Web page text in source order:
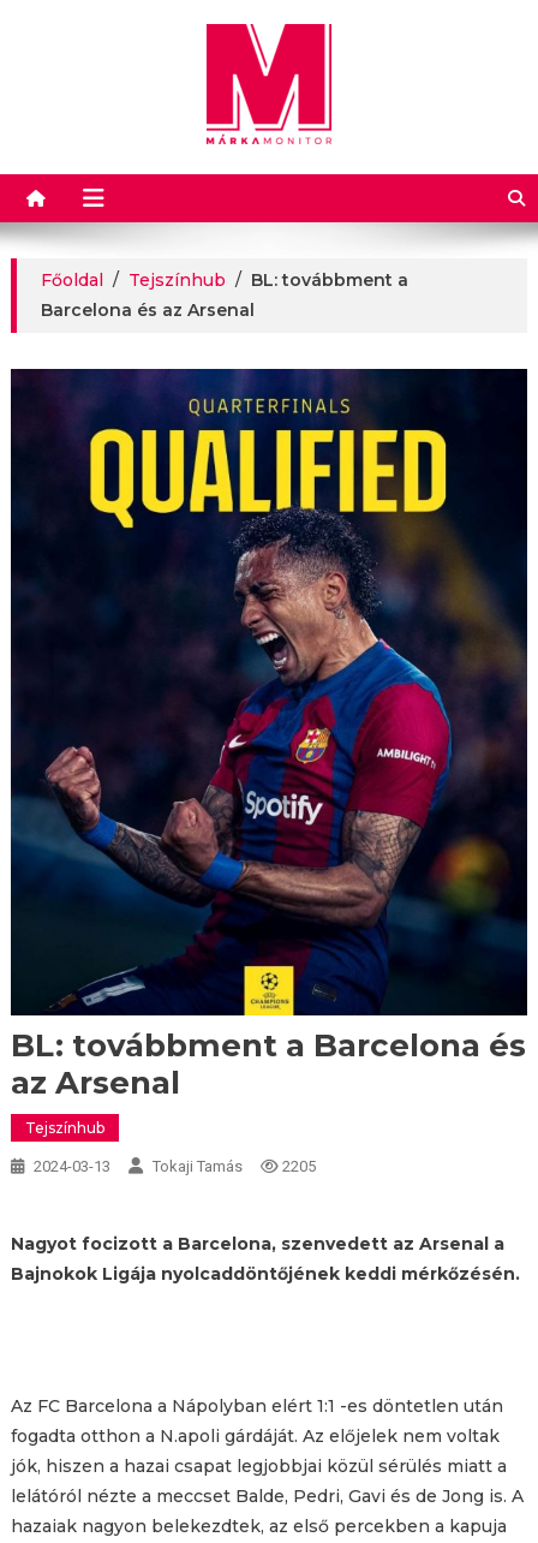
Márkamonitor
Főoldal / Tejszínhub / BL: továbbment a
Barcelona és az Arsenal
BL: továbbment a Barcelona és
az Arsenal
Tejszínhub
2024-03-13 Tokaji Tamás 2205
Nagyot focizott a Barcelona, szenvedett az Arsenal a
Bajnokok Ligája nyolcaddöntőjének keddi mérkőzésén.
Az FC Barcelona a Nápolyban elért 1:1 -es döntetlen után
fogadta otthon a N.apoli gárdáját. Az előjelek nem voltak
jók, hiszen a hazai csapat legjobbjai közül sérülés miatt a
lelátóról nézte a meccset Balde, Pedri, Gavi és de Jong is. A
hazaiak nagyon belekezdtek, az első percekben a kapuja